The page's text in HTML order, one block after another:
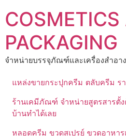
to
content
COSMETICS
PACKAGING
จำหน่ายบรรจุภัณฑ์และเครื่องสำอา
แหล่งขายกระปุกครีม ตลับครีม ร
ร้านเคมีภัณฑ์ จำหน่ายสูตรสารตั้
บ้านทำได้เลย
หลอดครีม ขวดสเปรย์ ขวดอาหา